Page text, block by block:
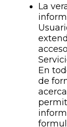
La
En
de